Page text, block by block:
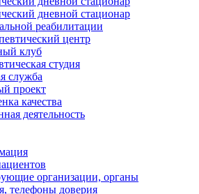
дневной стационар
реабилитации
центр
клуб
студия
служба
проект
качества
деятельность
организации, органы
телефоны доверия